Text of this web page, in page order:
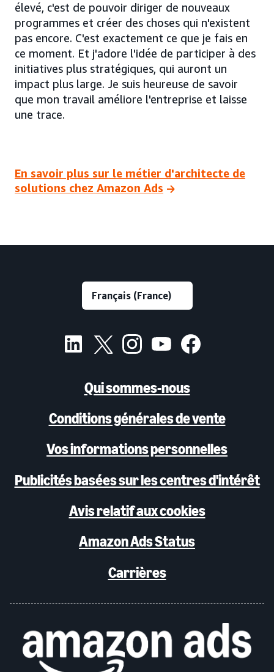
élevé, c'est de pouvoir diriger de nouveaux
programmes et créer des choses qui n'existent
pas encore. C'est exactement ce que je fais en
ce moment. Et j'adore l'idée de participer à des
initiatives plus stratégiques, qui auront un
impact plus large. Je suis heureuse de savoir
que mon travail améliore l'entreprise et laisse
une trace.
En savoir plus sur le métier d'architecte de
solutions chez Amazon Ads
Qui sommes-nous
Conditions générales de vente
Vos informations personnelles
Publicités basées sur les centres d'intérêt
Avis relatif aux cookies
Amazon Ads Status
Carrières